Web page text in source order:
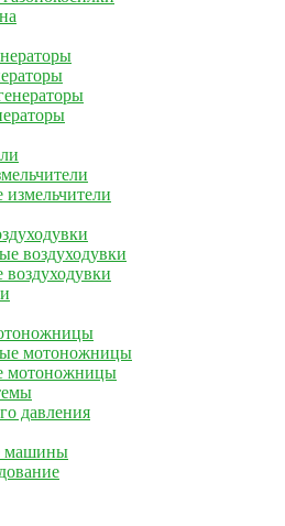
измельчители
воздуходувки
воздуходувки
мотоножницы
мотоножницы
давления
машины